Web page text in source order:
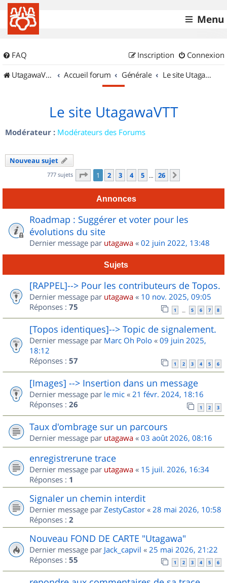
Menu
FAQ Connexion
Inscription
UtagawaVTT (Randos VTT et VTTAE avec traces GPS)
Accueil forum Générale Le site UtagawaVTT
Le site UtagawaVTT
Modérateur : Modérateurs des Forums
Nouveau sujet
777 sujets Page 1sur
1 2 3 4 5 … 26
Annonces
Roadmap : Suggérer et voter pour les
évolutions du site
Dernier message par utagawa « 02 juin 2022, 13:48
Sujets
[RAPPEL]--> Pour les contributeurs de Topos.
Dernier message par utagawa « 10 nov. 2025, 09:05
Réponses : 75 1 … 5 6 7 8
[Topos identiques]--> Topic de signalement.
Dernier message par Marc Oh Polo « 09 juin 2025,
18:12
Réponses : 57 1 2 3 4 5 6
[Images] --> Insertion dans un message
Dernier message par le mic « 21 févr. 2024, 18:16
Réponses : 26 1 2 3
Taux d'ombrage sur un parcours
Dernier message par utagawa « 03 août 2026, 08:16
enregistrerune trace
Dernier message par utagawa « 15 juil. 2026, 16:34
Réponses : 1
Signaler un chemin interdit
Dernier message par ZestyCastor « 28 mai 2026, 10:58
Réponses : 2
Nouveau FOND DE CARTE "Utagawa"
Dernier message par Jack_capvil « 25 mai 2026, 21:22
Réponses : 55 1 2 3 4 5 6